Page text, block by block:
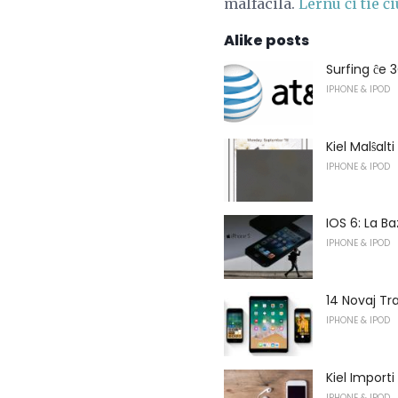
malfacila. Lernu ĉi tie
Alike posts
Surfing ĉe
IPHONE & IPOD
Kiel
IPHONE & IPOD
IOS 6: La
IPHONE & IPOD
14 Novaj
IPHONE & IPOD
Kiel Importi